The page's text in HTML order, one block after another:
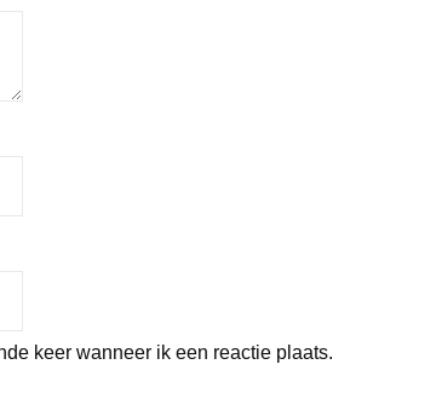
keer wanneer ik een reactie plaats.